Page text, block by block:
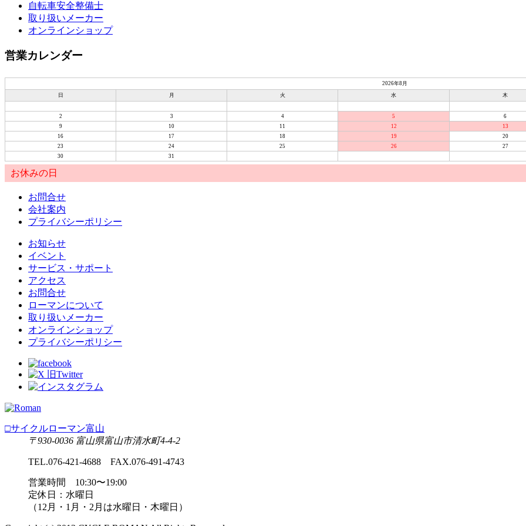
自転車安全整備士
取り扱いメーカー
オンラインショップ
営業カレンダー
2026年8月
日
月 火 水 木
2
3 4 5 6
9
10 11 12 13
16
17 18 19 20
23
24 25 26 27
30
31
お休みの日
お問合せ
会社案内
プライバシーポリシー
お知らせ
イベント
サービス・サポート
アクセス
お問合せ
ローマンについて
取り扱いメーカー
オンラインショップ
プライバシーポリシー
□サイクルローマン富山
〒930-0036 富山県富山市清水町4-4-2
TEL.076-421-4688 FAX.076-491-4743
営業時間 10:30〜19:00
定休日：水曜日
（12月・1月・2月は水曜日・木曜日）